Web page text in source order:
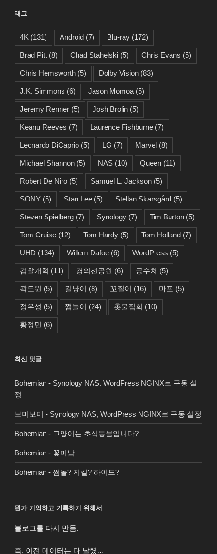
태그
4K (131) Android (7) Blu-ray (172)
Brad Pitt (8) Chad Stahelski (5) Chris Evans (5)
Chris Hemsworth (5) Dolby Vision (83)
J.K. Simmons (6) Jason Momoa (5)
Jeremy Renner (5) Josh Brolin (5)
Keanu Reeves (7) Laurence Fishburne (7)
Leonardo DiCaprio (5) LG (7) Marvel (8)
Michael Shannon (5) NAS (10) Queen (11)
Robert De Niro (5) Samuel L. Jackson (5)
SONY (5) Stan Lee (5) Stellan Skarsgård (5)
Steven Spielberg (7) Synology (7) Tim Burton (5)
Tom Cruise (12) Tom Hardy (5) Tom Holland (7)
UHD (134) Willem Dafoe (6) WordPress (5)
검찰개혁 (11) 경의선공원 (6) 공수처 (5)
곽도원 (5) 길냥이 (8) 꼬질이 (16) 마포 (5)
정우성 (5) 쩜돌이 (24) 촛불집회 (10)
황정민 (6)
최신 댓글
Bohemian - Synology NAS, WordPress NGINX로 구동 설
정
보미보미 - Synology NAS, WordPress NGINX로 구동 설정
Bohemian - 고양이는 초식동물입니다?
Bohemian - 꽃미남
Bohemian - 쩜돌? 지킬? 하이드?
뭔가 기억하고 기록하기 위해서
블로그를 다시 만듬.
즉, 이전 데이터는 다 날렸…